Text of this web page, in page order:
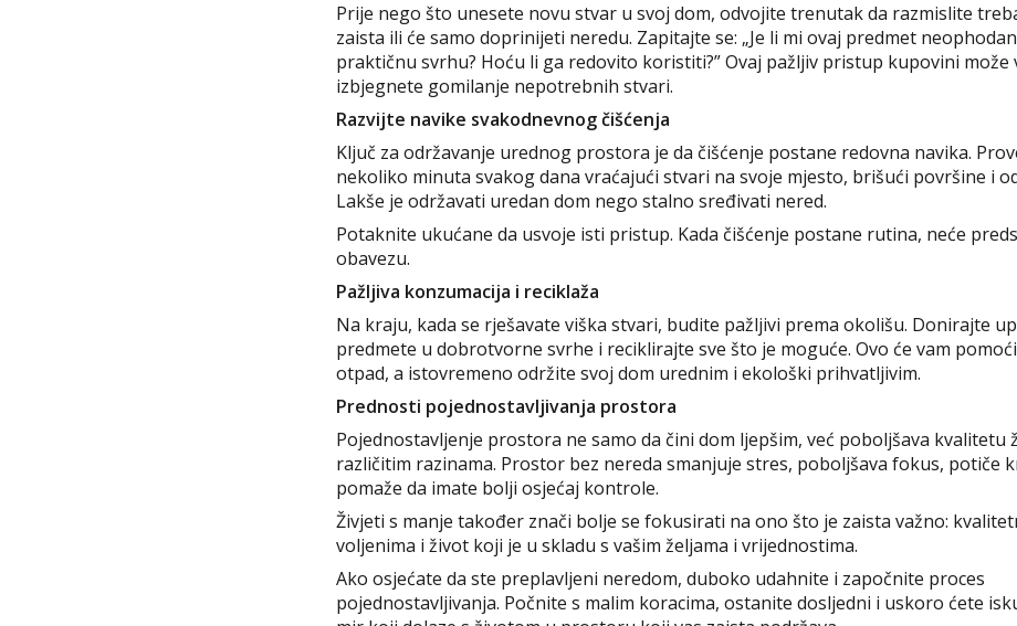
Prije nego što unesete novu stvar u svoj dom, odvojite trenutak da razmislite
zaista ili će samo doprinijeti neredu. Zapitajte se: „Je li mi ovaj predmet
praktičnu svrhu? Hoću li ga redovito koristiti?” Ovaj pažljiv pristup kupovini može
izbjegnete gomilanje nepotrebnih stvari.
Razvijte navike svakodnevnog čišćenja
Ključ za održavanje urednog prostora je da čišćenje postane redovna navika.
nekoliko minuta svakog dana vraćajući stvari na svoje mjesto, brišući površine i
Lakše je održavati uredan dom nego stalno sređivati nered.
Potaknite ukućane da usvoje isti pristup. Kada čišćenje postane rutina, neće
obavezu.
Pažljiva konzumacija i reciklaža
Na kraju, kada se rješavate viška stvari, budite pažljivi prema okolišu. Donirajte
predmete u dobrotvorne svrhe i reciklirajte sve što je moguće. Ovo će vam
otpad, a istovremeno održite svoj dom urednim i ekološki prihvatljivim.
Prednosti pojednostavljivanja prostora
Pojednostavljenje prostora ne samo da čini dom ljepšim, već poboljšava kvalitetu
različitim razinama. Prostor bez nereda smanjuje stres, poboljšava fokus, potiče
pomaže da imate bolji osjećaj kontrole.
Živjeti s manje također znači bolje se fokusirati na ono što je zaista važno:
voljenima i život koji je u skladu s vašim željama i vrijednostima.
Ako osjećate da ste preplavljeni neredom, duboko udahnite i započnite proces
pojednostavljivanja. Počnite s malim koracima, ostanite dosljedni i uskoro ćete